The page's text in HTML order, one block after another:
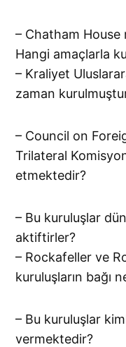
– Chatham
Hangi amaçlarla
– Kraliyet
zaman
– Council on
Trilateral
etmektedir?
– Bu kuruluşlar
aktiftirler?
– Rockafeller ve
kuruluşların bağı
– Bu kuruluşlar
vermektedir?